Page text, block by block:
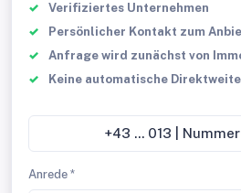
Verifiziertes Unternehmen
Persönlicher Kontakt zum
Anfrage wird zunächst von
Keine automatische
+43 ... 013 |
Anrede *